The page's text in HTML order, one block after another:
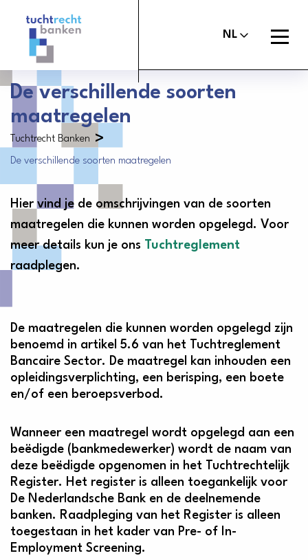
logo
Maak melding
Uitspraken
Over het tuchtrecht
Organisatie
Nieuws
Contact
Tuchtcommissie banken
Commissie van Beroep Banken
NL
Open
menu
De verschillende soorten
maatregelen
Tuchtrecht Banken >
De verschillende soorten maatregelen
Hier vind je de omschrijvingen van de soorten
maatregelen die kunnen worden opgelegd. Voor
meer details kun je ons Tuchtreglement
raadplegen.
De maatregelen die kunnen worden opgelegd zijn
benoemd in artikel 5.6 van het Tuchtreglement
Bancaire Sector. De maatregel kan inhouden een
opleidingsverplichting, een berisping, een boete
en/of een beroepsverbod.
Wanneer een maatregel wordt opgelegd aan een
beëdigde (bankmedewerker) wordt de naam van
deze beëdigde opgenomen in het Tuchtrechtelijk
Register. Het register is alleen toegankelijk voor
De Nederlandsche Bank en de deelnemende
banken. Raadpleging van het Register is alleen
toegestaan in het kader van Pre- of In-
Employment Screening.